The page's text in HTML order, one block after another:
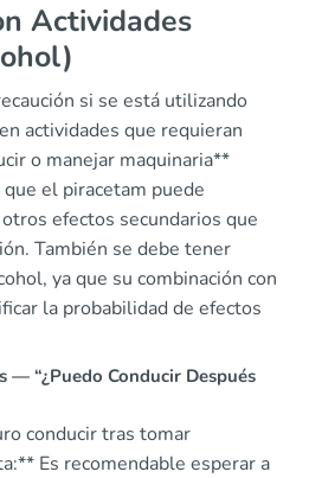
Actividades
si se está utilizando
actividades que requieran
o manejar maquinaria**
el piracetam puede
efectos secundarios que
También se debe tener
ya que su combinación con
la probabilidad de efectos
— “¿Puedo Conducir Después
conducir tras tomar
Es recomendable esperar a